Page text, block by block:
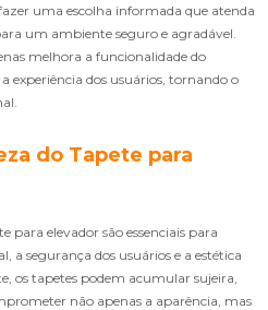
uma escolha informada que atenda
um ambiente seguro e agradável.
melhora a funcionalidade do
experiência dos usuários, tornando o
do Tapete para
elevador são essenciais para
segurança dos usuários e a estética
os tapetes podem acumular sujeira,
não apenas a aparência, mas